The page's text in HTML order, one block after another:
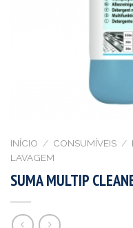
INÍCIO / CONSUMÍVEIS /
LAVAGEM
SUMA MULTIP